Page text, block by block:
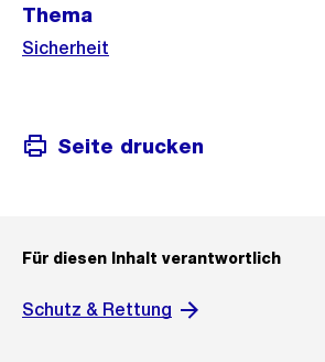
Thema
Sicherheit
Seite drucken
Für diesen Inhalt verantwortlich
Schutz & Rettung